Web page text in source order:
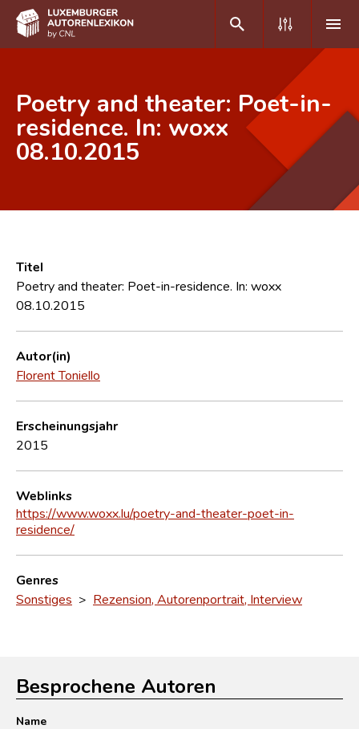
DE FR
Home
Erweiterte Suche
CNL
Forschungsgruppe
Poetry and theater: Poet-in-
residence. In: woxx
08.10.2015
Titel
Poetry and theater: Poet-in-residence. In: woxx
08.10.2015
Autor(in)
Florent Toniello
Erscheinungsjahr
2015
Weblinks
https://www.woxx.lu/poetry-and-theater-poet-in-
residence/
Genres
Sonstiges > Rezension, Autorenportrait, Interview
Besprochene Autoren
Name